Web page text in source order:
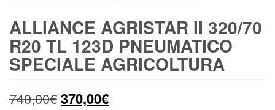
ALLIANCE AGRISTAR II 320/70
R20 TL 123D PNEUMATICO
SPECIALE AGRICOLTURA
740,00€Il
370,00€Il